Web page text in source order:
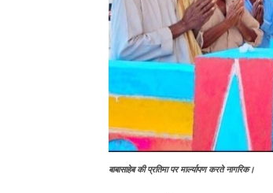
बाबासाहेब की प्रतिमा पर मार्ल्यापण करते नागरिक।